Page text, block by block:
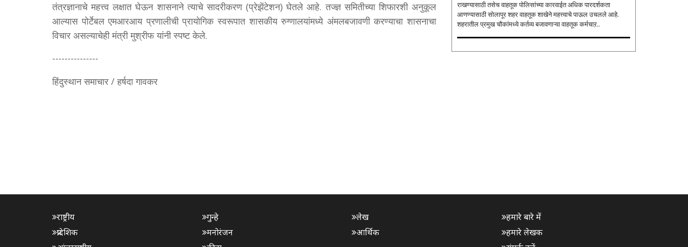
तंत्रज्ञानाचे महत्त्व लक्षात घेऊन शासनाने त्याचे सादरीकरण (प्रेझेंटेशन) घेतले आहे. तज्ज्ञ समितीच्या शिफारशी अनुकूल
आल्यास पोर्टेबल एमआरआय प्रणालीची प्रायोगिक स्वरूपात शासकीय रुग्णालयांमध्ये अंमलबजावणी करण्याचा शासनाचा
विचार असल्याचेही मंत्री मुश्रीफ यांनी स्पष्ट केले.
---------------
हिंदुस्थान समाचार / हर्षदा गावकर
राखण्यासाठी तसेच वाहतूक पोलिसांच्या कारवाईत अधिक पारदर्शकता
आणण्यासाठी सोलापूर शहर वाहतूक शाखेने महत्त्वाचे पाऊल उचलले आहे.
शहरातील प्रमुख चौकांमध्ये कर्तव्य बजावणाऱ्या वाहतूक कर्मचाऱ..
राष्ट्रीय
प्रादेशिक
गुन्हे
मनोरंजन
लेख
आर्थिक
हमारे बारे में
हमारे लेखक